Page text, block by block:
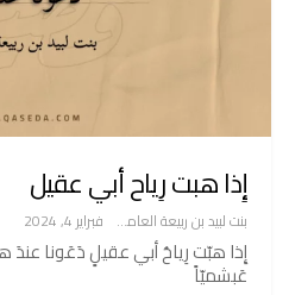
إِذا هبت رِياح أبي عقيل
بنت لبيد بن ربيعة العامري فبراير 4, 2024
إِذا هبّت رِياحُ أبي عقيلٍ دَعَونا عندَ
عَبشميّاً